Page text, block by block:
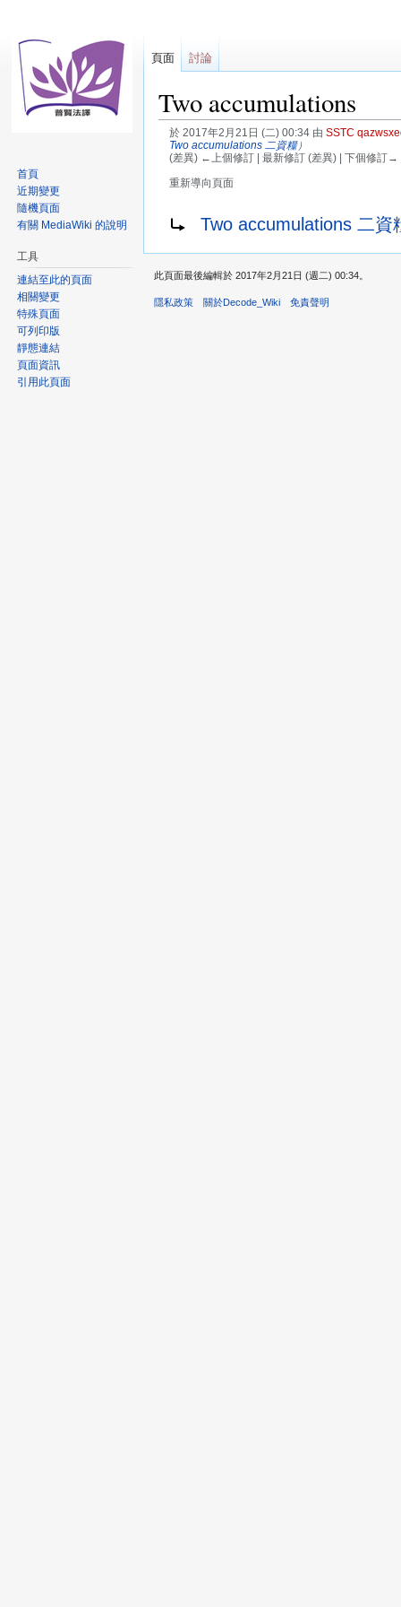
Two accumulations
於 2017年2月21日 (二) 00:34 由 SSTC
Two accumulations 二資糧）
(差異) ←上個修訂 | 最新修訂 (差異) | 下個修訂→
重新導向頁面
導
覽
搜
尋
Two accumulations 二資
頁面 討論
首頁
近期變更
隨機頁面
有關 MediaWiki 的說明
工具
連結至此的頁面
相關變更
特殊頁面
可列印版
靜態連結
頁面資訊
引用此頁面
此頁面最後編輯於 2017年2月21日 (週二) 00:34。
隱私政策 關於Decode_Wiki 免責聲明